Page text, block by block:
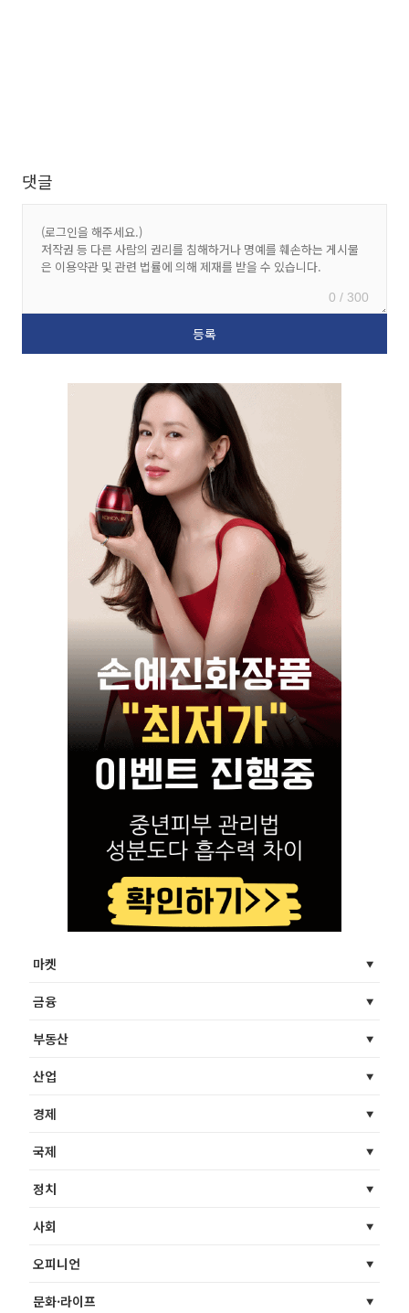
댓글
0 / 300
마켓
금융
부동산
산업
경제
국제
정치
사회
오피니언
문화·라이프